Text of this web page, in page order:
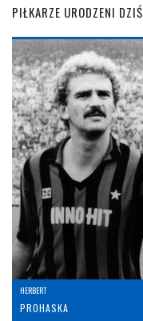
PIŁKARZE URODZENI DZIŚ
HERBERT
PROHASKA